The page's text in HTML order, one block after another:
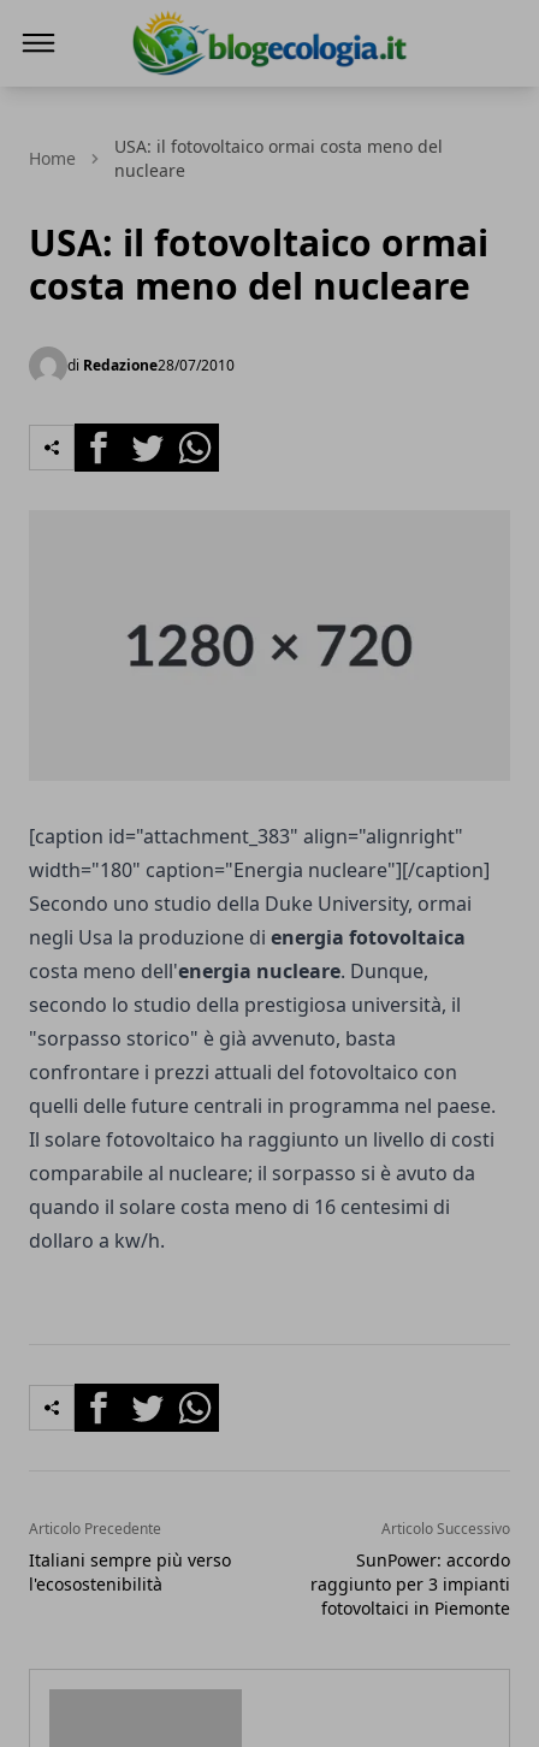
Home
USA: il fotovoltaico ormai costa meno del
nucleare
USA: il fotovoltaico ormai
costa meno del nucleare
di Redazione28/07/2010
FacebookTwitterWhatsapp
[caption id="attachment_383" align="alignright"
width="180" caption="Energia nucleare"][/caption]
Secondo uno studio della Duke University, ormai
negli Usa la produzione di energia fotovoltaica
costa meno dell'energia nucleare. Dunque,
secondo lo studio della prestigiosa università, il
"sorpasso storico" è già avvenuto, basta
confrontare i prezzi attuali del fotovoltaico con
quelli delle future centrali in programma nel paese.
Il solare fotovoltaico ha raggiunto un livello di costi
comparabile al nucleare; il sorpasso si è avuto da
quando il solare costa meno di 16 centesimi di
dollaro a kw/h.
FacebookTwitterWhatsapp
Articolo Precedente
Italiani sempre più verso
l'ecosostenibilità
Articolo Successivo
SunPower: accordo
raggiunto per 3 impianti
fotovoltaici in Piemonte